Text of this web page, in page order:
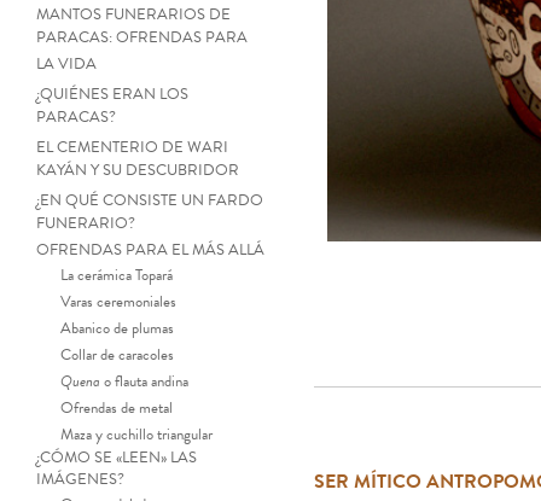
MANTOS FUNERARIOS DE
PARACAS: OFRENDAS PARA
LA VIDA
¿QUIÉNES ERAN LOS
PARACAS?
EL CEMENTERIO DE WARI
KAYÁN Y SU DESCUBRIDOR
¿EN QUÉ CONSISTE UN FARDO
FUNERARIO?
OFRENDAS PARA EL MÁS ALLÁ
La cerámica Topará
Varas ceremoniales
Abanico de plumas
Collar de caracoles
Quena o flauta andina
Ofrendas de metal
Maza y cuchillo triangular
¿CÓMO SE «LEEN» LAS
IMÁGENES?
SER MÍTICO